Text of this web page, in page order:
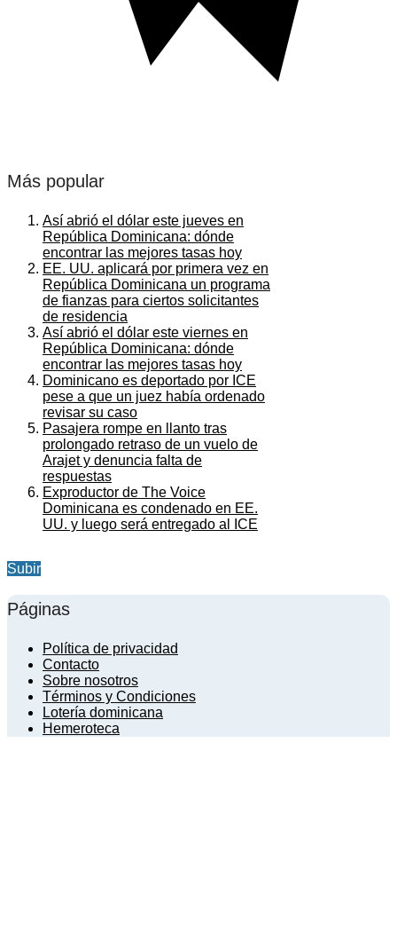
Más popular
Así abrió el dólar este jueves en
República Dominicana: dónde
encontrar las mejores tasas hoy
EE. UU. aplicará por primera vez en
República Dominicana un programa
de fianzas para ciertos solicitantes
de residencia
Así abrió el dólar este viernes en
República Dominicana: dónde
encontrar las mejores tasas hoy
Dominicano es deportado por ICE
pese a que un juez había ordenado
revisar su caso
Pasajera rompe en llanto tras
prolongado retraso de un vuelo de
Arajet y denuncia falta de
respuestas
Exproductor de The Voice
Dominicana es condenado en EE.
UU. y luego será entregado al ICE
Subir
Páginas
Política de privacidad
Contacto
Sobre nosotros
Términos y Condiciones
Lotería dominicana
Hemeroteca